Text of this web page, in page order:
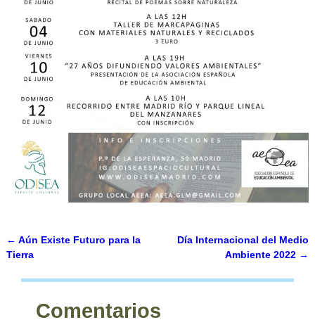
Navegación de entradas
← Aún Existe Futuro para la
Tierra
Día Internacional del Medio
Ambiente 2022 →
Comentarios